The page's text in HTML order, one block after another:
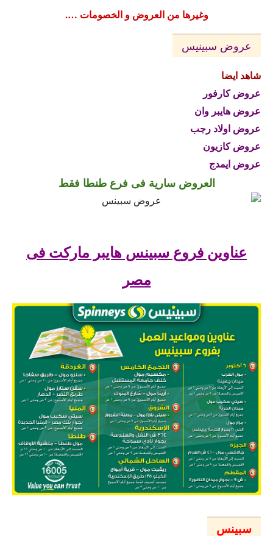
وغيرها من العروض و الخصومات ….
عروض سبينيس
شاهد ايضا
عروض كارفور
عروض هايبر وان
عروض اولاد رجب
عروض كازيون
عروض ايمدج
العروض سارية فى فرع طنطا فقط
عناوين فروع سبينس هايبر ماركت فى
مصر
سبينس